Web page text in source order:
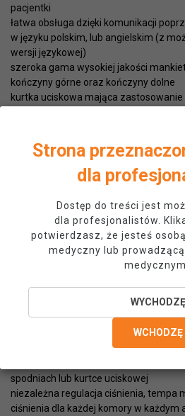
pacjentki
łatwa obsługa dzięki komunikacji
w języku polskim, lub angielskim (z
wersji językowej)
szeroka gama wysokiej jakości
kończyny górne oraz kończyny dolne
kurtka uciskowa mająca
dolnych
Aparat współpracuje z:
12 komorowymi mankietami na
12 komorowymi mankietami na
24 komorową kurtką uciskową
24 komorowymi spodniami uciskowymi
Parametry techniczne urządzenia:
regulowane ciśnienie w komorach
elektroniczna regulacja i stały pomiar
masaż wykonywany na kończynach
klasyczny wstępujący i zstępujący
limfatycznego prowadzonego techniką
spodniach lub kurtce uciskowej
niezależna regulacja ciśnienia, tempa
ciśnienia dla każdej komory w każdym
Strona
dla
Dostęp do treści jest
dla profesjonalistów.
potwierdzasz, że jesteś
medyczny lub
WYCHODZĘ
WCHODZĘ